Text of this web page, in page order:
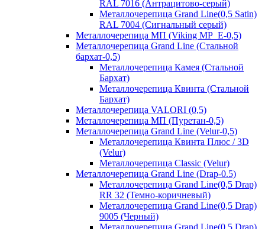
RAL 7016 (Антрацитово-серый)
Металлочерепица Grand Line(0,5 Satin)
RAL 7004 (Сигнальный серый)
Металлочерепица МП (Viking MP_E-0,5)
Металлочерепица Grand Line (Стальной
бархат-0,5)
Металлочерепица Камея (Стальной
Бархат)
Металлочерепица Квинта (Стальной
Бархат)
Металлочерепица VALORI (0,5)
Металлочерепица МП (Пуретан-0,5)
Металлочерепица Grand Line (Velur-0,5)
Металлочерепица Квинта Плюс / 3D
(Velur)
Металлочерепица Classic (Velur)
Металлочерепица Grand Line (Drap-0.5)
Металлочерепица Grand Line(0,5 Drap)
RR 32 (Темно-коричневый)
Металлочерепица Grand Line(0,5 Drap)
9005 (Черный)
Металлочерепица Grand Line(0,5 Drap)